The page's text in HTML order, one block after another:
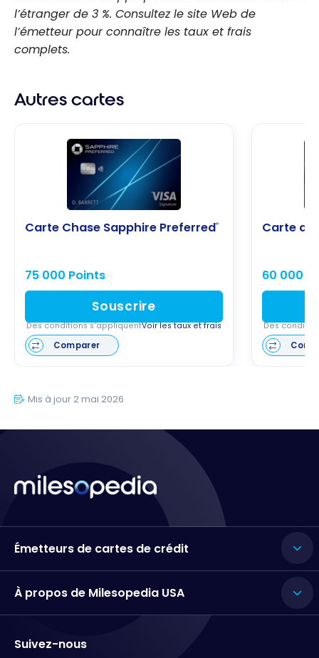
l’étranger de 3 %. Consultez le site Web de
l’émetteur pour connaître les taux et frais
complets.
Autres cartes
Carte Chase Sapphire Preferred®
75 000 Points
Souscrire
Des conditions s'appliquentVoir les taux et frais
Comparer
Carte de
60 000
Des
Mis à jour 2 mai 2026
Émetteurs de cartes de crédit
À propos de Milesopedia USA
Suivez-nous